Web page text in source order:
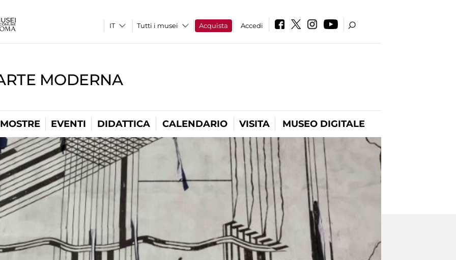
Tutti i musei Acquista Accedi
MODERNA
MOSTRE EVENTI DIDATTICA CALENDARIO VISITA MUSEO DIGITALE